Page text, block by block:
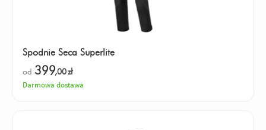
Spodnie Seca Superlite
od 399,00zł
Darmowa dostawa